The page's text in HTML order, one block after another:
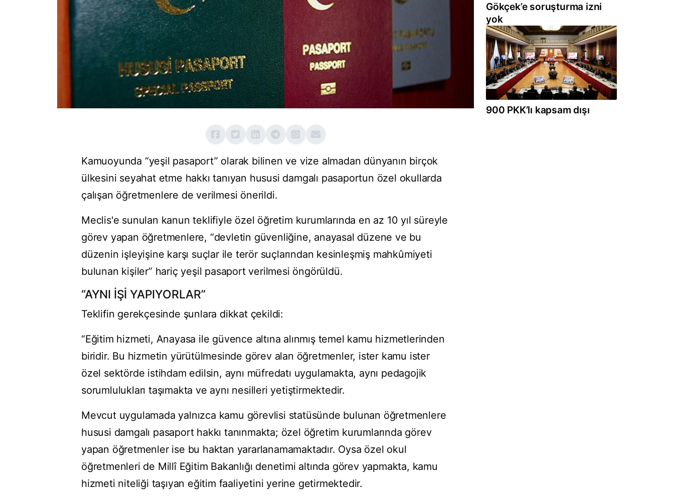
Kamuoyunda “yeşil pasaport” olarak bilinen ve vize almadan dünyanın birçok
ülkesini seyahat etme hakkı tanıyan hususi damgalı pasaportun özel okullarda
çalışan öğretmenlere de verilmesi önerildi.
Meclis'e sunulan kanun teklifiyle özel öğretim kurumlarında en az 10 yıl süreyle
görev yapan öğretmenlere, “devletin güvenliğine, anayasal düzene ve bu
düzenin işleyişine karşı suçlar ile terör suçlarından kesinleşmiş mahkûmiyeti
bulunan kişiler” hariç yeşil pasaport verilmesi öngörüldü.
“AYNI İŞİ YAPIYORLAR”
Teklifin gerekçesinde şunlara dikkat çekildi:
“Eğitim hizmeti, Anayasa ile güvence altına alınmış temel kamu hizmetlerinden
biridir. Bu hizmetin yürütülmesinde görev alan öğretmenler, ister kamu ister
özel sektörde istihdam edilsin, aynı müfredatı uygulamakta, aynı pedagojik
sorumlulukları taşımakta ve aynı nesilleri yetiştirmektedir.
Mevcut uygulamada yalnızca kamu görevlisi statüsünde bulunan öğretmenlere
hususi damgalı pasaport hakkı tanınmakta; özel öğretim kurumlarında görev
yapan öğretmenler ise bu haktan yararlanamamaktadır. Oysa özel okul
öğretmenleri de Millî Eğitim Bakanlığı denetimi altında görev yapmakta, kamu
hizmeti niteliği taşıyan eğitim faaliyetini yerine getirmektedir.
Gökçek’e soruşturma izni
yok
900 PKK’lı kapsam dışı